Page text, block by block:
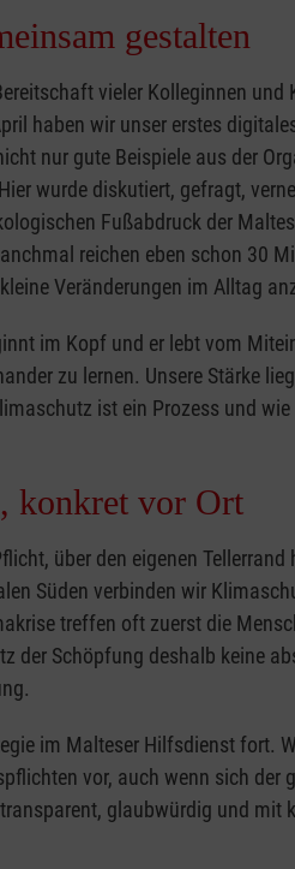
gestalten
vieler Kolleginnen und
haben wir unser erstes
nur gute Beispiele aus der
wurde diskutiert, gefragt,
Fußabdruck der
reichen eben schon 30
Veränderungen im Alltag
im Kopf und er lebt vom
zu lernen. Unsere Stärke
ist ein Prozess und
konkret vor Ort
über den eigenen
Süden verbinden wir
treffen oft zuerst die
der Schöpfung deshalb keine
im Malteser Hilfsdienst fort.
vor, auch wenn sich der
glaubwürdig und mit